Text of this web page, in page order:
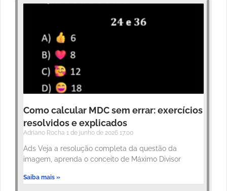
Como calcular MDC sem errar: exercícios
resolvidos e explicados
Adriano Rocha 1 de junho de 2026 17:00
Ads Veja a resolução completa da questão da
imagem, aprenda o conceito de Máximo Divisor
Saiba mais »